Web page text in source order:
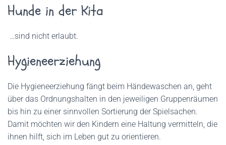
Hunde in der Kita
…sind nicht erlaubt.
Hygieneerziehung
Die Hygieneerziehung fängt beim Händewaschen an, geht
über das Ordnungshalten in den jeweiligen Gruppenräumen
bis hin zu einer sinnvollen Sortierung der Spielsachen.
Damit möchten wir den Kindern eine Haltung vermitteln, die
ihnen hilft, sich im Leben gut zu orientieren.